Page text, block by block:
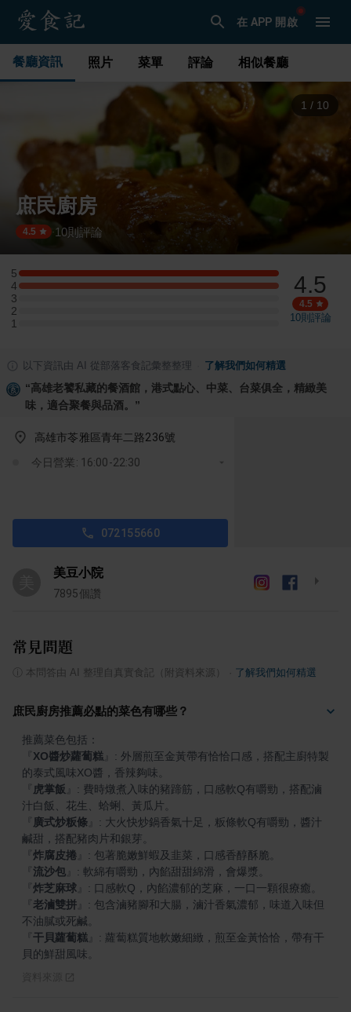
在 APP 開啟
餐廳資訊 照片 菜單 評論 相似餐廳
2 / 10
庶民廚房
4.5 ·10則評論
5
5 星：1 則評論
4
4 星：1 則評論
3
3 星：0 則評論
2
2 星：0 則評論
1
1 星：0 則評論
4.5
4.5
10則評論
以下資訊由 AI 從部落客食記彙整整理 了解我們如何精選
“高雄老饕私藏的餐酒館，港式點心、中菜、台菜俱全，精緻美
味，適合聚餐與品酒。 ”
高雄市苓雅區青年二路236號
今日營業: 16:00-22:30
072155660
美豆小院
7895個讚
常見問題
本問答由 AI 整理自真實食記（附資料來源） 了解我們如何精選
庶民廚房推薦必點的菜色有哪些？
XO醬炒蘿蔔糕
: 外層煎至金黃帶有恰恰口感，搭配主廚特製
虎掌飯
: 費時燉煮入味的豬蹄筋，口感軟Q有嚼勁，搭配滷
廣式炒粄條
: 大火快炒鍋香氣十足，粄條軟Q有嚼勁，醬汁
炸腐皮捲
流沙包
炸芝麻球
老滷雙拼
: 包含滷豬腳和大腸，滷汁香氣濃郁，味道入味但
干貝蘿蔔糕
: 蘿蔔糕質地軟嫩細緻，煎至金黃恰恰，帶有干
貝的鮮甜風味。